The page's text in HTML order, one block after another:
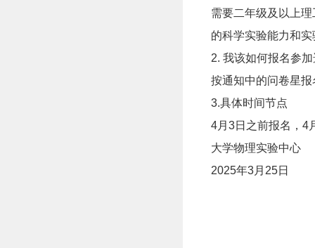
需要二年级及以上
的科学实验能力和
2. 我该如何报名参
按通知中的问卷星
3.具体时间节点
4月3日之前报名， 4
大学物理实验中心
2025年3月25日